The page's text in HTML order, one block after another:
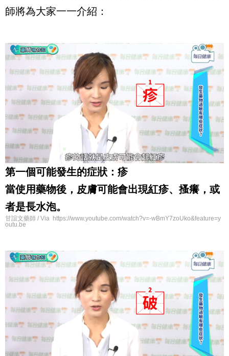
師將為大家一一介紹：
第一個可能發生的症狀：疹
當使用藥物後，皮膚可能會出現紅疹、搔癢，或
者是長水泡。
甘誼文藥師 / Via https://www.youtube.com/watch?v=-wBmY7zoUko&feature=y
outu.be